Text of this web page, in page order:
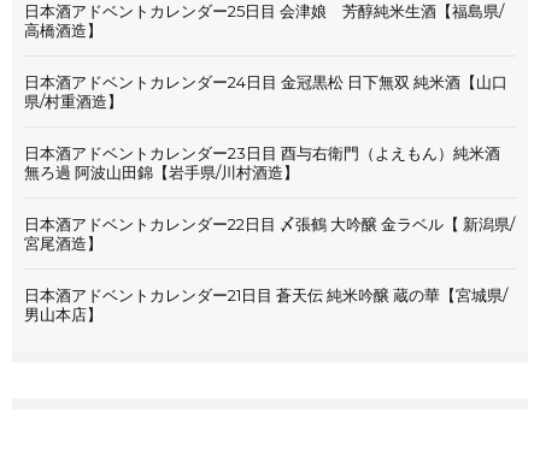
日本酒アドベントカレンダー25日目 会津娘 芳醇純米生酒【福島県/
高橋酒造】
日本酒アドベントカレンダー24日目 金冠黒松 日下無双 純米酒【山口
県/村重酒造】
日本酒アドベントカレンダー23日目 酉与右衛門（よえもん）純米酒
無ろ過 阿波山田錦【岩手県/川村酒造】
日本酒アドベントカレンダー22日目 〆張鶴 大吟醸 金ラベル【 新潟県/
宮尾酒造】
日本酒アドベントカレンダー21日目 蒼天伝 純米吟醸 蔵の華【宮城県/
男山本店】